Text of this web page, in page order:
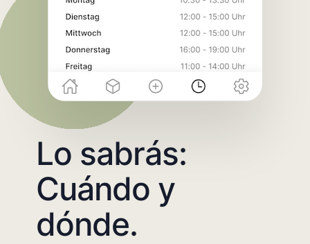
Lo sabrás:
Cuándo y
dónde.